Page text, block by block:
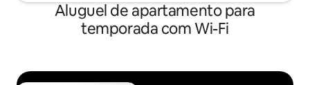
Aluguel de apartamento para
temporada com Wi-Fi